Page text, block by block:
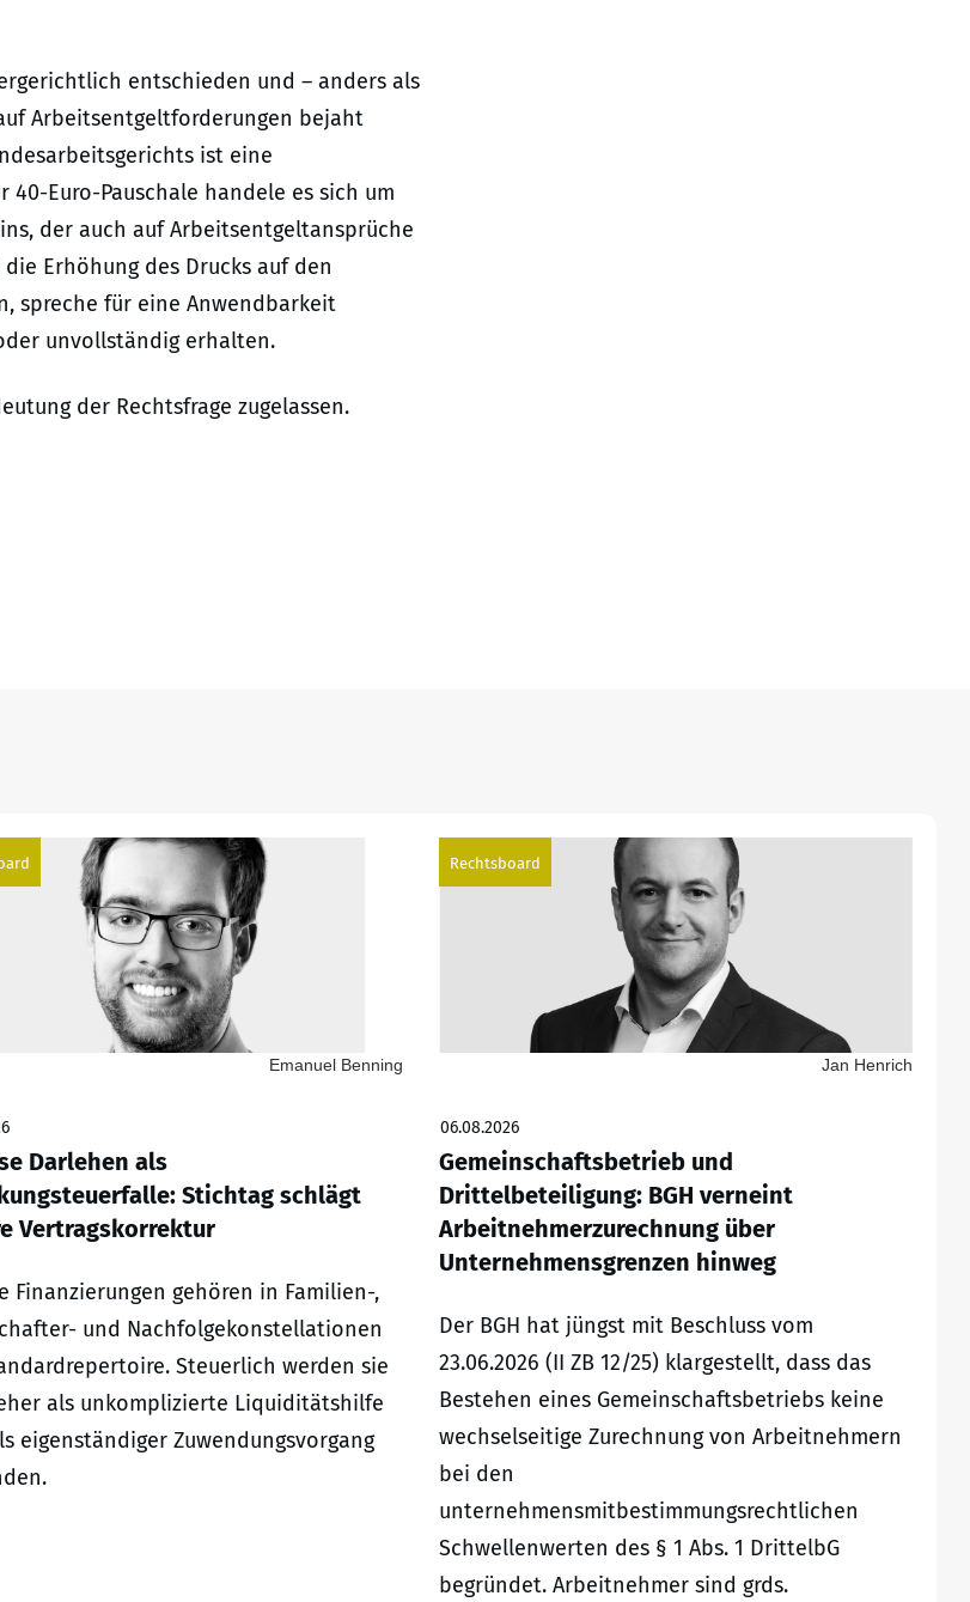
entschieden und – anders als
Arbeitsentgeltforderungen bejaht
ist eine
Euro-Pauschale handele es sich um
der auch auf Arbeitsentgeltansprüche
Erhöhung des Drucks auf den
spreche für eine Anwendbarkeit
unvollständig erhalten.
der Rechtsfrage zugelassen.
Emanuel Benning
Darlehen als
Stichtag schlägt
Vertragskorrektur
Finanzierungen gehören in Familien-,
und Nachfolgekonstellationen
Steuerlich werden sie
als unkomplizierte Liquiditätshilfe
eigenständiger Zuwendungsvorgang
Rechtsboard
Jan Henrich
06.08.2026
Gemeinschaftsbetrieb und
Drittelbeteiligung: BGH verneint
Arbeitnehmerzurechnung über
Unternehmensgrenzen hinweg
Der BGH hat jüngst mit Beschluss vom
23.06.2026 (II ZB 12/25) klargestellt, dass das
Bestehen eines Gemeinschaftsbetriebs keine
wechselseitige Zurechnung von Arbeitnehmern
bei den
unternehmensmitbestimmungsrechtlichen
Schwellenwerten des § 1 Abs. 1 DrittelbG
begründet. Arbeitnehmer sind grds.